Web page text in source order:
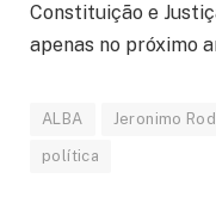
Constituição e
apenas no próximo
ALBA Jeronimo
política